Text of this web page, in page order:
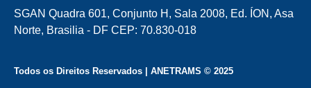
SGAN Quadra 601, Conjunto H, Sala 2008, Ed. ÍON, Asa
Norte, Brasilia - DF CEP: 70.830-018
Todos os Direitos Reservados | ANETRAMS © 2025